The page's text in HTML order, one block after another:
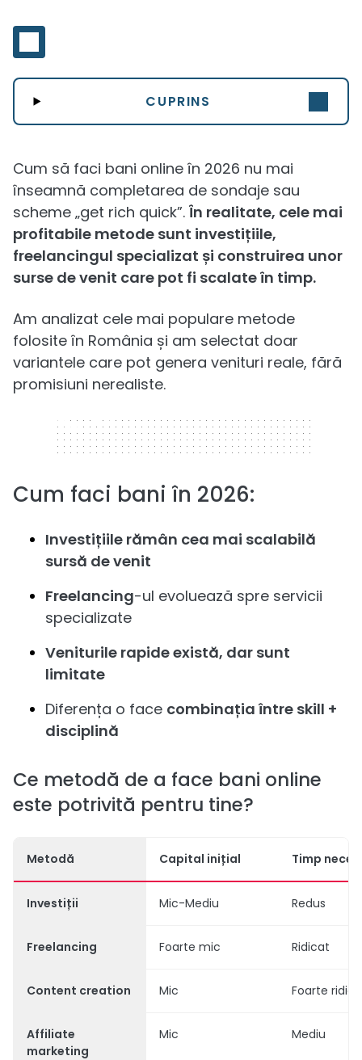
CUPRINS
Cum să faci bani online în 2026 nu mai
înseamnă completarea de sondaje sau
scheme „get rich quick”. În realitate, cele mai
profitabile metode sunt investițiile,
freelancingul specializat și construirea unor
surse de venit care pot fi scalate în timp.
Am analizat cele mai populare metode
folosite în România și am selectat doar
variantele care pot genera venituri reale, fără
promisiuni nerealiste.
320 x 50
Cum faci bani în 2026:
Investițiile rămân cea mai scalabilă
sursă de venit
Freelancing-ul evoluează spre servicii
specializate
Veniturile rapide există, dar sunt
limitate
Diferența o face combinația între skill +
disciplină
Ce metodă de a face bani online
este potrivită pentru tine?
Metodă Capital inițial Timp
Investiții Mic-Mediu Redus
Freelancing Foarte mic Ridicat
Content creation Mic Foarte
Affiliate
marketing
Mic Mediu